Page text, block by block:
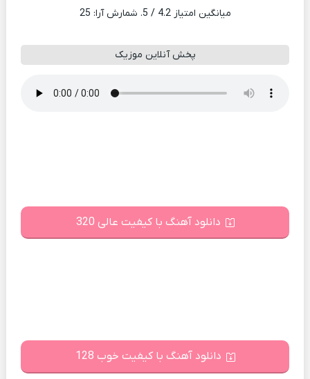
میانگین امتیاز4.2 / 5. شمارش آرا: 25
پخش آنلاین موزیک
دانلود آهنگ با کیفیت عالی 320
دانلود آهنگ با کیفیت خوب 128